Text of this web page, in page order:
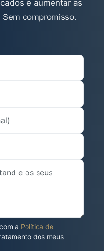
e aumentar as
compromisso.
a Política de
dos meus